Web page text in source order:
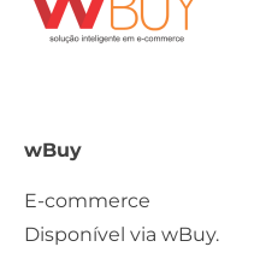
wBuy
E-commerce
Disponível via wBuy.